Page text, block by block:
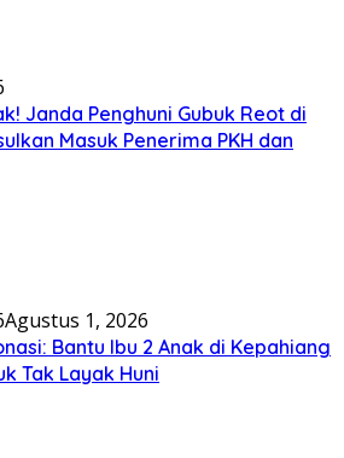
Janda Penghuni Gubuk Reot di
Masuk Penerima PKH dan
Agustus 1, 2026
Bantu Ibu 2 Anak di Kepahiang
Tak Layak Huni